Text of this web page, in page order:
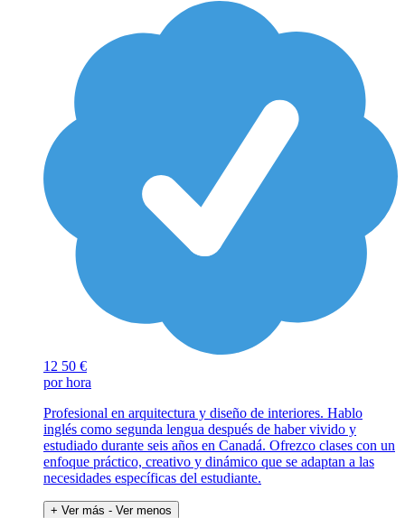
12 50 €
por hora
Profesional en arquitectura y diseño de interiores. Hablo
inglés como segunda lengua después de haber vivido y
estudiado durante seis años en Canadá. Ofrezco clases con un
enfoque práctico, creativo y dinámico que se adaptan a las
necesidades específicas del estudiante.
+ Ver más - Ver menos